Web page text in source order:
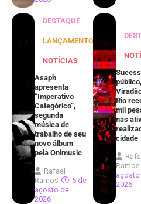
DESTAQUE
LANÇAMENTOS
NOTÍCIAS
Asaph
apresenta
“Imperativo
Categórico”,
segunda
música de
trabalho de seu
novo álbum
pela Onimusic
Rafael
Ramos
5 de
agosto de
2026
público,
Rio
mil
nas
cidade
Ramos
2026